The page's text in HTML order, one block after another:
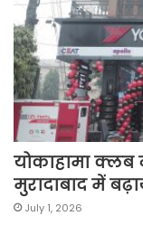
योकाहामा क्लब
मुरादाबाद में
July 1, 2026